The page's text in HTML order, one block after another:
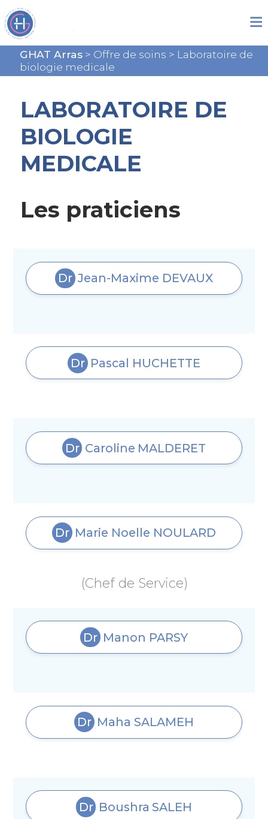
GHAT Arras> Offre de soins > Laboratoire de
biologie medicale
LABORATOIRE DE
BIOLOGIE
MEDICALE
Les praticiens
Dr Jean-Maxime DEVAUX
Dr Pascal HUCHETTE
Dr Caroline MALDERET
Dr Marie Noelle NOULARD
(Chef de Service)
Dr Manon PARSY
Dr Maha SALAMEH
Dr Boushra SALEH